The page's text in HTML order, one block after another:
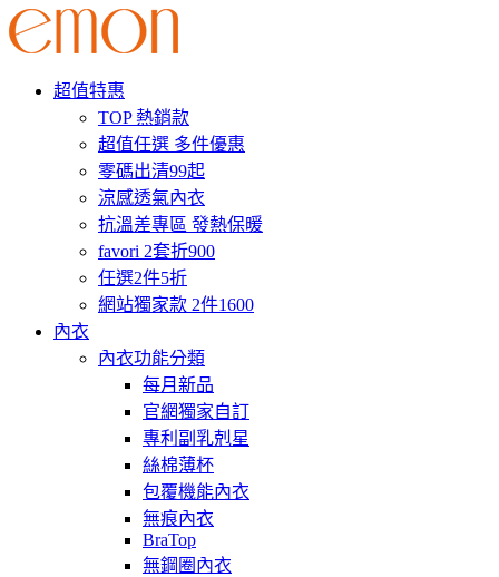
超值特惠
TOP 熱銷款
超值任選 多件優惠
零碼出清99起
涼感透氣內衣
抗溫差專區 發熱保暖
favori 2套折900
任選2件5折
網站獨家款 2件1600
內衣
內衣功能分類
每月新品
官網獨家自訂
專利副乳剋星
絲棉薄杯
包覆機能內衣
無痕內衣
BraTop
無鋼圈內衣